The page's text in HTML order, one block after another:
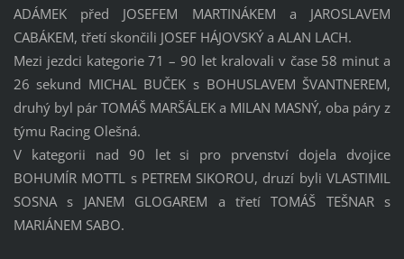
ADÁMEK před JOSEFEM MARTINÁKEM a JAROSLAVEM
CABÁKEM, třetí skončili JOSEF HÁJOVSKÝ a ALAN LACH.
Mezi jezdci kategorie 71 – 90 let kralovali v čase 58 minut a
26 sekund MICHAL BUČEK s BOHUSLAVEM ŠVANTNEREM,
druhý byl pár TOMÁŠ MARŠÁLEK a MILAN MASNÝ, oba páry z
týmu Racing Olešná.
V kategorii nad 90 let si pro prvenství dojela dvojice
BOHUMÍR MOTTL s PETREM SIKOROU, druzí byli VLASTIMIL
SOSNA s JANEM GLOGAREM a třetí TOMÁŠ TEŠNAR s
MARIÁNEM SABO.